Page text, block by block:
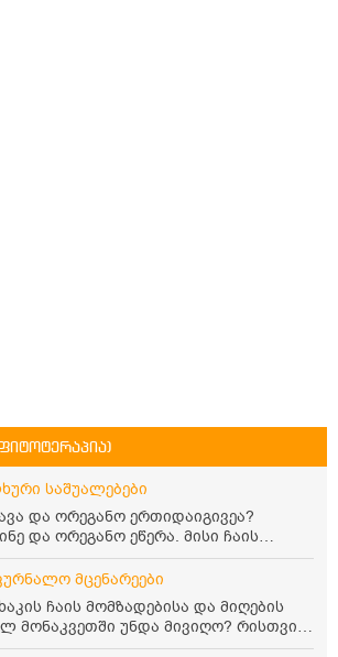
საშუალებები
და ორეგანო ერთიდაიგივეა?
და ორეგანო ეწერა. მისი ჩაის
არის კარგი?
ჭიქა თბილ წყალში ჩავყაროთ 1 ჩაის
და გამხმარი ორეგანო და
მივიღოთო ჭამიდან 1-2 საათში.
და ანთების საწინააღმდეგო
მცენარეები
ჩაის მომზადებისა და მიღების
მონაკვეთში უნდა მივიღო? რისთვის
და უკუჩვენება თუ აქვს